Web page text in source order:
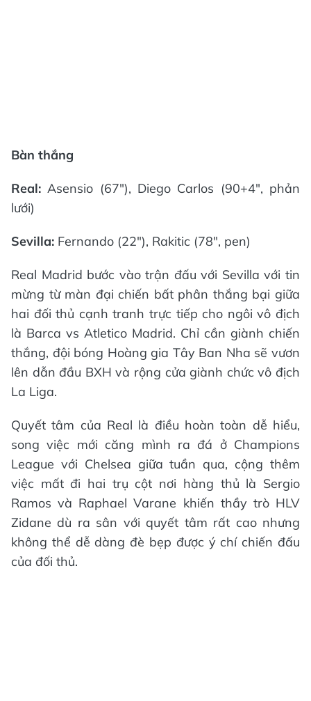
Bàn thắng
Real: Asensio (67"), Diego Carlos (90+4", phản
lưới)
Sevilla: Fernando (22"), Rakitic (78", pen)
Real Madrid bước vào trận đấu với Sevilla với tin
mừng từ màn đại chiến bất phân thắng bại giữa
hai đối thủ cạnh tranh trực tiếp cho ngôi vô địch
là Barca vs Atletico Madrid. Chỉ cần giành chiến
thắng, đội bóng Hoàng gia Tây Ban Nha sẽ vươn
lên dẫn đầu BXH và rộng cửa giành chức vô địch
La Liga.
Quyết tâm của Real là điều hoàn toàn dễ hiểu,
song việc mới căng mình ra đá ở Champions
League với Chelsea giữa tuần qua, cộng thêm
việc mất đi hai trụ cột nơi hàng thủ là Sergio
Ramos và Raphael Varane khiến thầy trò HLV
Zidane dù ra sân với quyết tâm rất cao nhưng
không thể dễ dàng đè bẹp được ý chí chiến đấu
của đối thủ.